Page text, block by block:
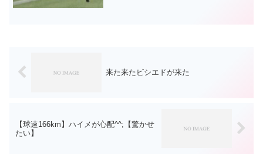
来た来たビシエドが来た
【球速166km】ハイメが心配^^;【驚かせ
たい】